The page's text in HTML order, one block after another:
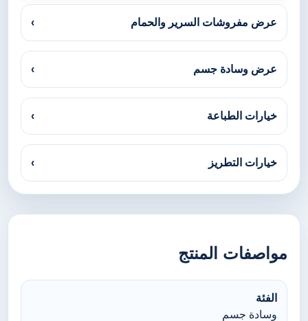
عرض مفروشات السرير والحمام ›
عرض وسادة جسم ›
خيارات الطباعة ›
خيارات التطريز ›
مواصفات المنتج
الفئة
وسادة جسم